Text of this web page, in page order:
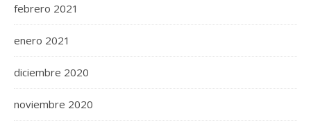
febrero 2021
enero 2021
diciembre 2020
noviembre 2020